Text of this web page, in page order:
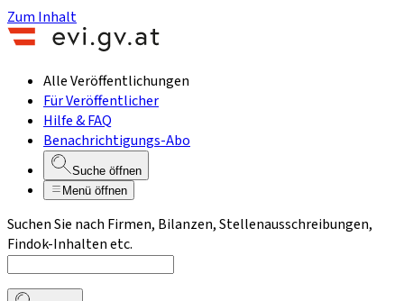
Zum Inhalt
Alle Veröffentlichungen
Für Veröffentlicher
Hilfe & FAQ
Benachrichtigungs-Abo
Suche öffnen
Menü öffnen
Suchen Sie nach Firmen, Bilanzen, Stellenausschreibungen,
Findok-Inhalten etc.